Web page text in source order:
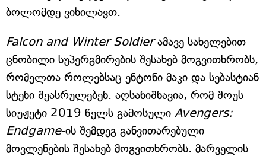
ბოლომდე ვიხილავთ.
Falcon and Winter Soldierამავე სახელებით
ცნობილი სუპერგმირების შესახებ მოგვითხრობს,
რომელთა როლებსაც ენტონი მაკი და სებასტიან
სტენი შეასრულებენ. აღსანიშნავია, რომ შოუს
სიუჟეტი 2019 წელს გამოსული Avengers:
Endgame-ის შემდეგ განვითარებული
მოვლენების შესახებ მოგვითხრობს. მარველის